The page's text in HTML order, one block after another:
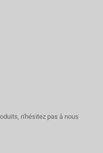
n'hésitez pas à nous